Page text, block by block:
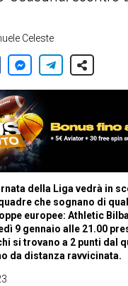
Celeste
della Liga vedrà in
che sognano di
europee: Athletic
9 gennaio alle 21.00
si trovano a 2 punti dal
da distanza ravvicinata.